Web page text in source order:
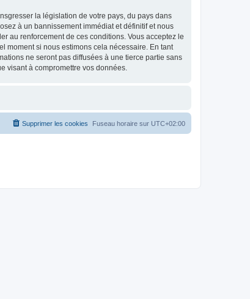
la législation de votre pays, du pays dans
à un bannissement immédiat et définitif et nous
au renforcement de ces conditions. Vous acceptez le
moment si nous estimons cela nécessaire. En tant
ne seront pas diffusées à une tierce partie sans
visant à compromettre vos données.
Fuseau horaire sur UTC+02:00
Supprimer les cookies